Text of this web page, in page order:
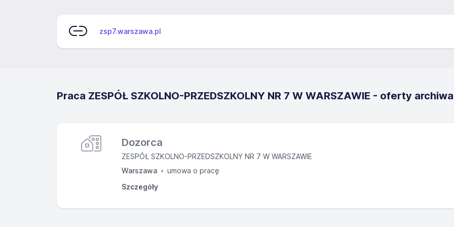
zsp7.warszawa.pl
Praca ZESPÓŁ SZKOLNO-PRZEDSZKOLNY NR 7 W WARSZAWIE - oferty
Dozorca
ZESPÓŁ SZKOLNO-PRZEDSZKOLNY NR 7 W WARSZAWIE
Warszawa
umowa o pracę
Szczegóły
Zakres obowiązków